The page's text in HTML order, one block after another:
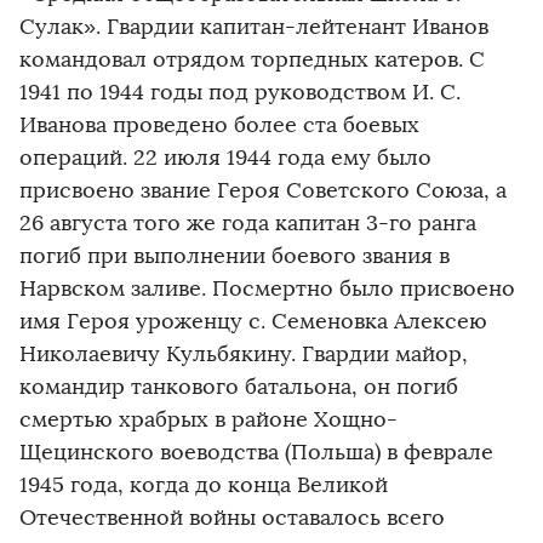
Сулак». Гвардии капитан-лейтенант Иванов
командовал отрядом торпедных катеров. С
1941 по 1944 годы под руководством И. С.
Иванова проведено более ста боевых
операций. 22 июля 1944 года ему было
присвоено звание Героя Советского Союза, а
26 августа того же года капитан 3-го ранга
погиб при выполнении боевого звания в
Нарвском заливе. Посмертно было присвоено
имя Героя уроженцу с. Семеновка Алексею
Николаевичу Кульбякину. Гвардии майор,
командир танкового батальона, он погиб
смертью храбрых в районе Хощно-
Щецинского воеводства (Польша) в феврале
1945 года, когда до конца Великой
Отечественной войны оставалось всего